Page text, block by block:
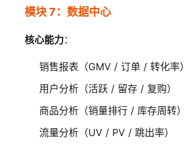
模块 7：数据中心
核心能力：
销售报表（GMV / 订单 / 转化率）
用户分析（活跃 / 留存 / 复购）
商品分析（销量排行 / 库存周转）
流量分析（UV / PV / 跳出率）